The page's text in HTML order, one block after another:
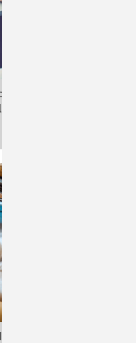
bei
der
stärken: Neuer